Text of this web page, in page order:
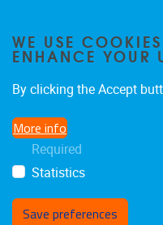
WE USE
ENHANCE YOUR
By clicking the Accept
More info
Required
Statistics
Save preferences